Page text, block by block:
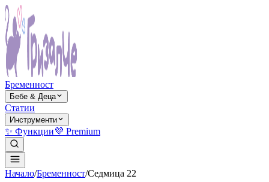
Бременност
Бебе & Деца
Статии
Инструменти
✨ Функции💜 Premium
Начало/Бременност/Седмица 22